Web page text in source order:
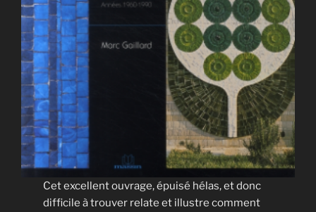
Cet excellent ouvrage, épuisé hélas, et donc
difficile à trouver relate et illustre comment